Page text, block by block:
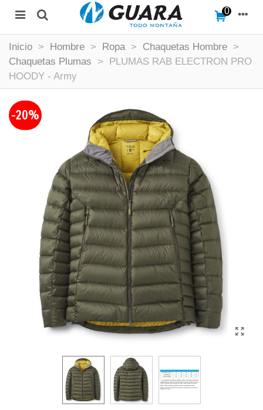
0
Inicio > Hombre > Ropa > Chaquetas Hombre >
Chaquetas Plumas
>
PLUMAS RAB ELECTRON PRO
HOODY - Army
-20%